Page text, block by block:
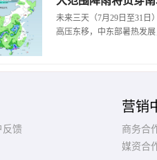
有种冷叫嗷嗷冷！9张图
告诉你北方人冬天到...
“
未来三天（7月29日至31日
高压东移，中东部暑热发
反馈
营销
商务合
媒资合